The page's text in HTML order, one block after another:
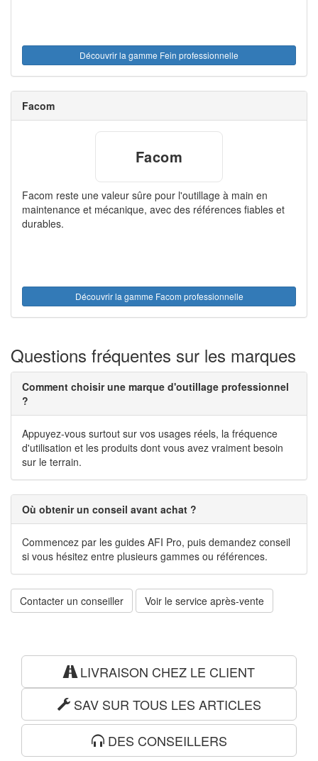
Découvrir la gamme Fein professionnelle
Facom
Facom
Facom reste une valeur sûre pour l'outillage à main en
maintenance et mécanique, avec des références fiables et
durables.
Découvrir la gamme Facom professionnelle
Questions fréquentes sur les marques
Comment choisir une marque d'outillage professionnel
?
Appuyez-vous surtout sur vos usages réels, la fréquence
d'utilisation et les produits dont vous avez vraiment besoin
sur le terrain.
Où obtenir un conseil avant achat ?
Commencez par les guides AFI Pro, puis demandez conseil
si vous hésitez entre plusieurs gammes ou références.
Contacter un conseiller Voir le service après-vente
LIVRAISON CHEZ LE CLIENT
SAV SUR TOUS LES ARTICLES
DES CONSEILLERS